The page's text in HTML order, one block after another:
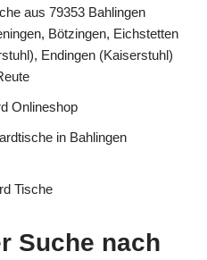
aus 79353 Bahlingen
Bötzingen, Eichstetten
Endingen (Kaiserstuhl)
Onlineshop
in Bahlingen
Tische
Suche nach